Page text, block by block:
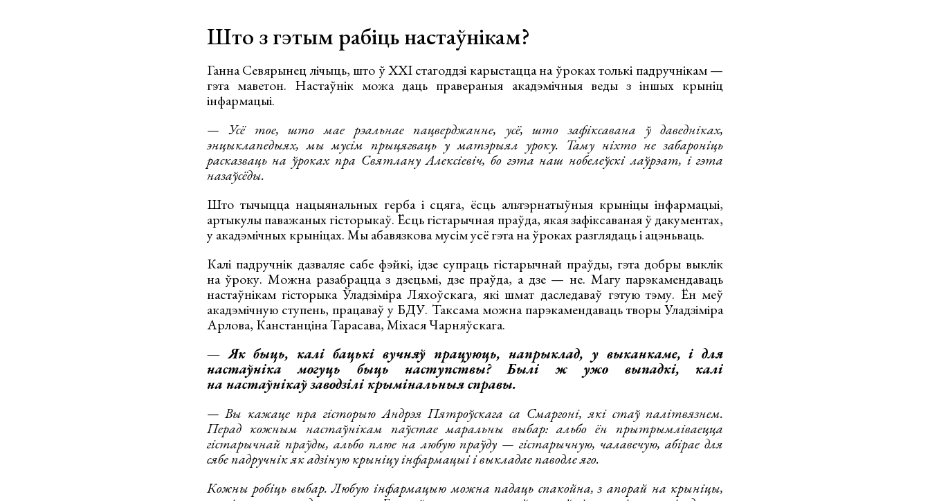
Што з гэтым рабіць настаўнікам?
Ганна Севярынец лічыць, што ў XXI стагоддзі карыстацца на ўроках толькі падручнікам —
гэта маветон. Настаўнік можа даць правераныя акадэмічныя веды з іншых крыніц
інфармацыі.
— Усё тое, што мае рэальнае пацверджанне, усё, што зафіксавана ў даведніках,
энцыклапедыях, мы мусім прыцягваць у матэрыял уроку. Таму ніхто не забароніць
расказваць на ўроках пра Святлану Алексіевіч, бо гэта наш нобелеўскі лаўрэат, і гэта
назаўсёды.
Што тычыцца нацыянальных герба і сцяга, ёсць альтэрнатыўныя крыніцы інфармацыі,
артыкулы паважаных гісторыкаў. Ёсць гістарычная праўда, якая зафіксаваная ў дакументах,
у акадэмічных крыніцах. Мы абавязкова мусім усё гэта на ўроках разглядаць і ацэньваць.
Калі падручнік дазваляе сабе фэйкі, ідзе супраць гістарычнай праўды, гэта добры выклік
на ўроку. Можна разабрацца з дзецьмі, дзе праўда, а дзе — не. Магу парэкамендаваць
настаўнікам гісторыка Ўладзіміра Ляхоўскага, які шмат даследаваў гэтую тэму. Ён меў
акадэмічную ступень, працаваў у БДУ. Таксама можна парэкамендаваць творы Уладзіміра
Арлова, Канстанціна Тарасава, Міхася Чарняўскага.
— Як быць, калі бацькі вучняў працуюць, напрыклад, у выканкаме, і для
настаўніка могуць быць наступствы? Былі ж ужо выпадкі, калі
на настаўнікаў заводзілі крымінальныя справы.
— Вы кажаце пра гісторыю Андрэя Пятроўскага са Смаргоні, які стаў палітвязнем.
Перад кожным настаўнікам паўстае маральны выбар: альбо ён прытрымліваецца
гістарычнай праўды, альбо плюе на любую праўду — гістарычную, чалавечую, абірае для
сябе падручнік як адзіную крыніцу інфармацыі і выкладае паводле яго.
Кожны робіць выбар. Любую інфармацыю можна падаць спакойна, з апорай на крыніцы,